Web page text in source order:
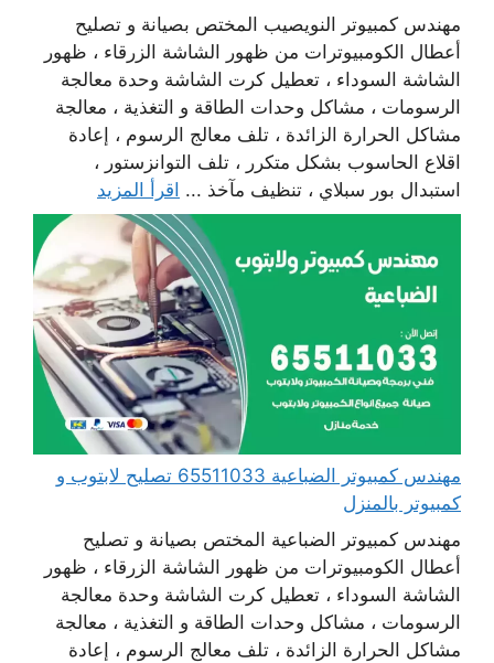
مهندس كمبيوتر النويصيب المختص بصيانة و تصليح
أعطال الكومبيوترات من ظهور الشاشة الزرقاء ، ظهور
الشاشة السوداء ، تعطيل كرت الشاشة وحدة معالجة
الرسومات ، مشاكل وحدات الطاقة و التغذية ، معالجة
مشاكل الحرارة الزائدة ، تلف معالج الرسوم ، إعادة
اقلاع الحاسوب بشكل متكرر ، تلف التوانزستور ،
استبدال بور سبلاي ، تنظيف مآخذ ... اقرأ المزيد
مهندس كمبيوتر الضباعية 65511033 تصليح لابتوب و
كمبيوتر بالمنزل
مهندس كمبيوتر الضباعية المختص بصيانة و تصليح
أعطال الكومبيوترات من ظهور الشاشة الزرقاء ، ظهور
الشاشة السوداء ، تعطيل كرت الشاشة وحدة معالجة
الرسومات ، مشاكل وحدات الطاقة و التغذية ، معالجة
مشاكل الحرارة الزائدة ، تلف معالج الرسوم ، إعادة